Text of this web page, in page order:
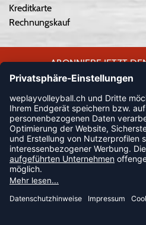
Kreditkarte
Rechnungskauf
ABONNIERE JETZT
WEPLAYVOLLEYBALL-
JETZT